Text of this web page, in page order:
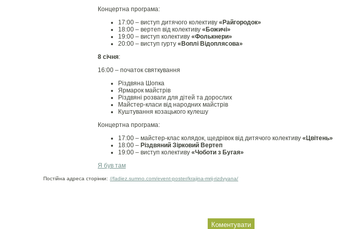
Концертна програма:
17:00 – виступ дитячого колективу «Райгородок»
18:00 – вертеп від колективу «Божичі»
19:00 – виступ колективу «Фолькнери»
20:00 – виступ гурту «Воплі Відоплясова»
8 січня:
16:00 – початок святкування
Різдвяна Шопка
Ярмарок майстрів
Різдвяні розваги для дітей та дорослих
Майстер-класи від народних майстрів
Куштування козацького кулешу
Концертна програма:
17:00 – майстер-клас колядок, щедрівок від дитячого колективу «Цвітень»
18:00 – Різдвяний Зірковий Вертеп
19:00 – виступ колективу «Чоботи з Бугая»
Я був там
Постійна адреса сторінки: //fadiez.sumno.com/event-poster/krajina-mrij-rizdvyana/